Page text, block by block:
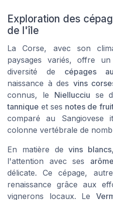
Exploration des
de l'île
La Corse, avec son
paysages variés, offre
diversité de cépages
naissance à des vins
connus, le Niellucciu se
tannique et ses notes de
comparé au Sangiovese
colonne vertébrale de
En matière devins blancs
l'attention avec ses
délicate. Ce cépage,
renaissance grâce aux
vignerons locaux. Le